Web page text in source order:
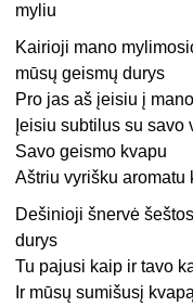
myliu
Kairioji mano
mūsų geismų durys
Pro jas aš įeisiu į
Įeisiu subtilus su savo
Savo geismo kvapu
Aštriu vyrišku
Dešinioji šnervė
durys
Tu pajusi kaip ir tavo
Ir mūsų sumišusį